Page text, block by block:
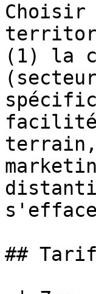
Choisir
(1) la
facilité
terrain,
##